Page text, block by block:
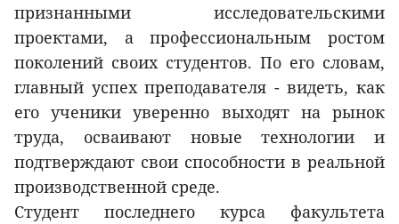
признанными исследовательскими
проектами, а профессиональным ростом
поколений своих студентов. По его словам,
главный успех преподавателя - видеть, как
его ученики уверенно выходят на рынок
труда, осваивают новые технологии и
подтверждают свои способности в реальной
производственной среде.
Студент последнего курса факультета